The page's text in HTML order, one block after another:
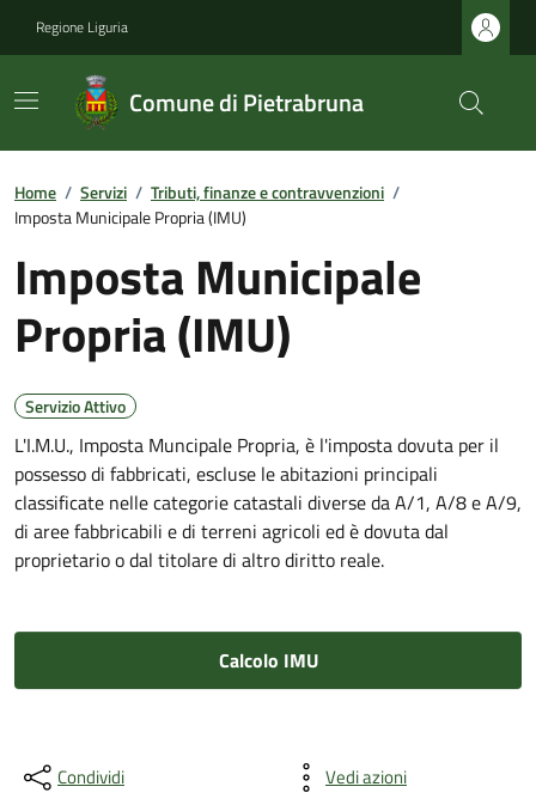
Regione Liguria
Comune di Pietrabruna
Home / Servizi / Tributi, finanze e contravvenzioni /
Imposta Municipale Propria (IMU)
Imposta Municipale
Propria (IMU)
Servizio Attivo
L'I.M.U., Imposta Muncipale Propria, è l'imposta dovuta per il
possesso di fabbricati, escluse le abitazioni principali
classificate nelle categorie catastali diverse da A/1, A/8 e A/9,
di aree fabbricabili e di terreni agricoli ed è dovuta dal
proprietario o dal titolare di altro diritto reale.
Calcolo IMU
Condividi Vedi azioni